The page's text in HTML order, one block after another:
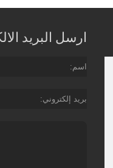
ارسل البريد
اسم
بريد إلكتروني